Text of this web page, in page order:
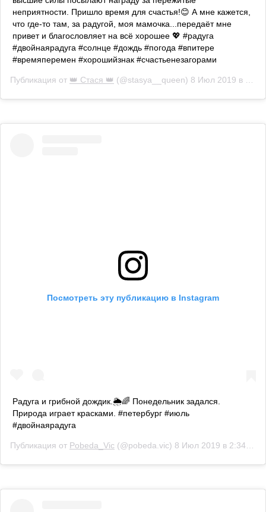
неприятности. Пришло время для счастья!😊 А мне кажется,
что где-то там, за радугой, моя мамочка...передаёт мне
привет и благословляет на всё хорошее 💖 #радуга
#двойнаярадуга #солнце #дождь #погода #впитере
#времяперемен #хорошийзнак #счастьенезагорами
Публикация от 👑 Стася 👑 (@stasya__queen) 8 Июл 2019 в 2:35 PDT
Посмотреть эту публикацию в Instagram
Радуга и грибной дождик.🌦️🌈 Понедельник задался.
Природа играет красками. #петербург #июль
#двойнаярадуга
Публикация от Pobeda_Vic (@pobeda.vic) 8 Июл 2019 в 2:34 PDT